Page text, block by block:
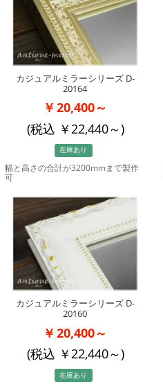
カジュアルミラーシリーズ D-
20164
20,400～
(税込
22,440～)
在庫あり
幅と高さの合計が3200mmまで製作
可
カジュアルミラーシリーズ D-
20160
20,400～
(税込
22,440～)
在庫あり